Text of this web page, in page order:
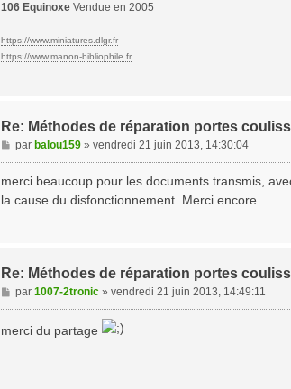
106 Equinoxe Vendue en 2005
https://www.miniatures.dlgr.fr
https://www.manon-bibliophile.fr
Re: Méthodes de réparation portes
M
e
s
par balou159» vendredi 21 juin 2013, 14:30:04
merci beaucoup pour les documents transmis,
la cause du disfonctionnement. Merci encore.
Re: Méthodes de réparation portes
M
e
par 1007-2tronic» vendredi 21 juin 2013, 14:49:11
merci du partage